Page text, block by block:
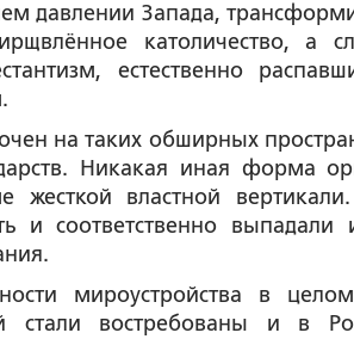
давлении Запада,
католичество, а
естественно
на таких обширных
Никакая иная форма
жесткой властной
соответственно выпадали
мироустройства в
стали востребованы и в